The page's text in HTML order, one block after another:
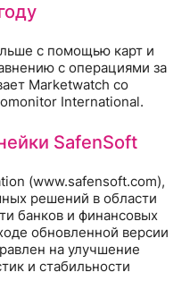
с помощью карт и
с операциями за
Marketwatch со
International.
SafenSoft
(www.safensoft.com),
решений в области
банков и финансовых
обновленной версии
на улучшение
и стабильности